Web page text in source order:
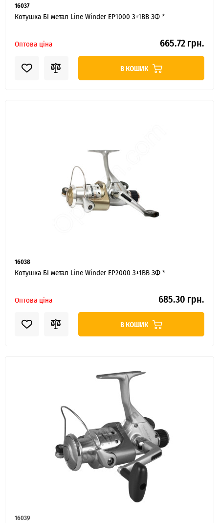
16037
Котушка БІ метал Line Winder EP1000 3+1BB ЗФ *
Оптова ціна 665.72 грн.
В КОШИК
16038
Котушка БІ метал Line Winder EP2000 3+1BB ЗФ *
Оптова ціна 685.30 грн.
В КОШИК
16039